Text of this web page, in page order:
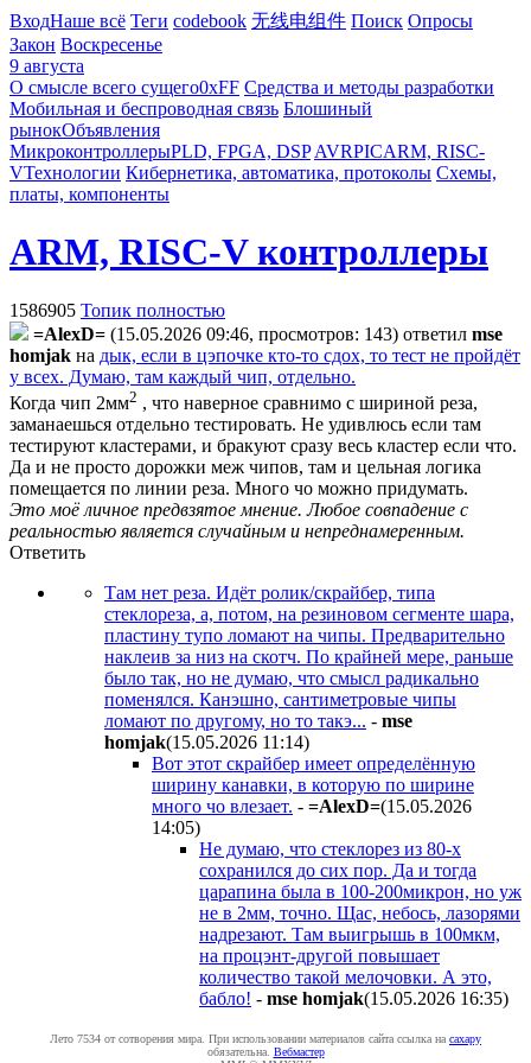
ВходНаше всё Теги codebook 无线电组件 Поиск Опросы
Закон Воскресенье
9 августа
О смысле всего сущего0xFF Средства и методы разработки
Мобильная и беспроводная связь Блошиный
рынокОбъявления
МикроконтроллерыPLD, FPGA, DSP AVRPICARM, RISC-
VТехнологии Кибернетика, автоматика, протоколы Схемы,
платы, компоненты
ARM, RISC-V контроллеры
1586905 Топик полностью
=AlexD= (15.05.2026 09:46, просмотров: 143) ответил mse
homjak на дык, если в цэпочке кто-то сдох, то тест не пройдёт
у всех. Думаю, там каждый чип, отдельно.
Когда чип 2мм2 , что наверное сравнимо с шириной реза,
заманаешься отдельно тестировать. Не удивлюсь если там
тестируют кластерами, и бракуют сразу весь кластер если что.
Да и не просто дорожки меж чипов, там и цельная логика
помещается по линии реза. Много чо можно придумать.
Это моё личное предвзятое мнение. Любое совпадение с
реальностью является случайным и непреднамеренным.
Ответить
Там нет реза. Идёт ролик/скрайбер, типа
стеклореза, а, потом, на резиновом сегменте шара,
пластину тупо ломают на чипы. Предварительно
наклеив за низ на скотч. По крайней мере, раньше
было так, но не думаю, что смысл радикально
поменялся. Канэшно, сантиметровые чипы
ломают по другому, но то такэ... - mse
homjak(15.05.2026 11:14)
Вот этот скрайбер имеет определённую
ширину канавки, в которую по ширине
много чо влезает. - =AlexD=(15.05.2026
14:05)
Не думаю, что стеклорез из 80-х
сохранился до сих пор. Да и тогда
царапина была в 100-200микрон, но уж
не в 2мм, точно. Щас, небось, лазорями
надрезают. Там выигрышь в 100мкм,
на процэнт-другой повышает
количество такой мелочовки. А это,
бабло! - mse homjak(15.05.2026 16:35)
Лето 7534 от сотворения мира. При использовании материалов сайта ссылка на caxapу
обязательна. Вебмастер